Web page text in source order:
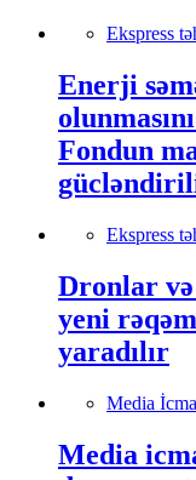
Ekspress
Enerji
Fondun
Ekspress
Dronlar
yeni
yaradılır
Media
Media